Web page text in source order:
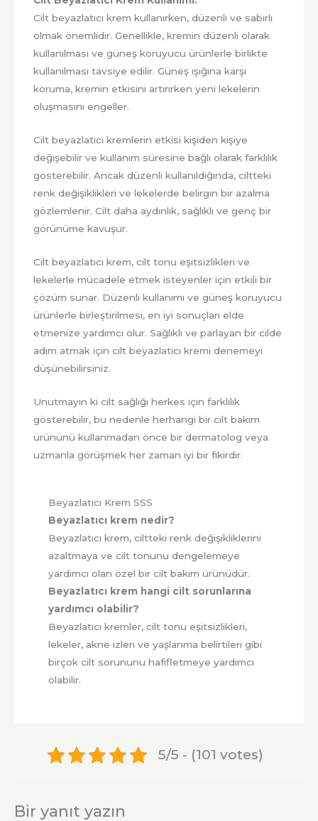
Cilt beyazlatıcı krem kullanırken, düzenli ve sabırlı
olmak önemlidir. Genellikle, kremin düzenli olarak
kullanılması ve güneş koruyucu ürünlerle birlikte
kullanılması tavsiye edilir. Güneş ışığına karşı
koruma, kremin etkisini artırırken yeni lekelerin
oluşmasını engeller.
Cilt beyazlatıcı kremlerin etkisi kişiden kişiye
değişebilir ve kullanım süresine bağlı olarak farklılık
gösterebilir. Ancak düzenli kullanıldığında, ciltteki
renk değişiklikleri ve lekelerde belirgin bir azalma
gözlemlenir. Cilt daha aydınlık, sağlıklı ve genç bir
görünüme kavuşur.
Cilt beyazlatıcı krem, cilt tonu eşitsizlikleri ve
lekelerle mücadele etmek isteyenler için etkili bir
çözüm sunar. Düzenli kullanımı ve güneş koruyucu
ürünlerle birleştirilmesi, en iyi sonuçları elde
etmenize yardımcı olur. Sağlıklı ve parlayan bir cilde
adım atmak için cilt beyazlatıcı kremi denemeyi
düşünebilirsiniz.
Unutmayın ki cilt sağlığı herkes için farklılık
gösterebilir, bu nedenle herhangi bir cilt bakım
ürününü kullanmadan önce bir dermatolog veya
uzmanla görüşmek her zaman iyi bir fikirdir.
Beyazlatıcı Krem SSS
Beyazlatıcı krem nedir?
Beyazlatıcı krem, ciltteki renk değişikliklerini
azaltmaya ve cilt tonunu dengelemeye
yardımcı olan özel bir cilt bakım ürünüdür.
Beyazlatıcı krem hangi cilt sorunlarına
yardımcı olabilir?
Beyazlatıcı kremler, cilt tonu eşitsizlikleri,
lekeler, akne izleri ve yaşlanma belirtileri gibi
birçok cilt sorununu hafifletmeye yardımcı
olabilir.
5/5 - (101 votes)
Bir yanıt yazın